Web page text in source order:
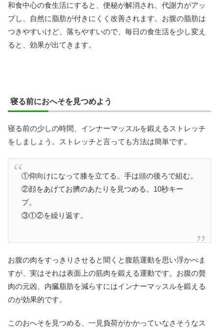
和食中心の食生活にすると、便秘が解消され、代謝力がアッ
プし、自然に脂肪が付きにくく改善されます。お腹の脂肪は
つきやすいけど、落ちやすいので、毎日の食生活を少し変え
ると、効果が出てきます。
寝る前におへそを見つめよう
寝る前の少しの時間、インナーマッスルを鍛えるストレッチ
をしましょう。ストレッチと言っても方法は簡単です。
①仰向けになって膝を立てる。手は頭の後ろで組む。
②顔をあげてお臍のあたりを見つめる。10秒キー
プ。
③①②を繰り返す。
お腹の肉をすっきりさせると聞くと腹筋運動を思い浮かべま
すが、実はそれは表面上の筋肉を鍛える運動です。お腹の贅
肉の元凶、内臓脂肪を減らすにはインナーマッスルを鍛える
のが効果的です。
このおへそを見つめる、一見負荷がかかっていなさそうなス